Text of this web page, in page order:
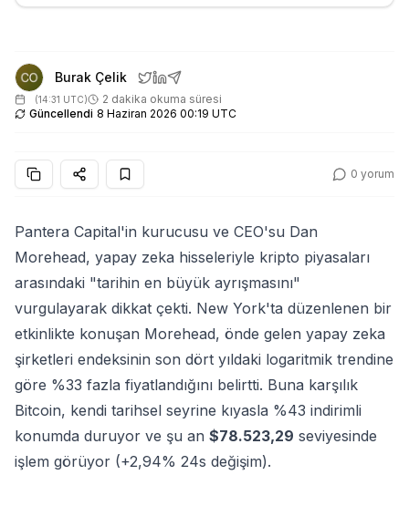
Burak Çelik
(14:31 UTC)
2 dakika okuma süresi
Güncellendi 8 Haziran 2026 00:19 UTC
0 yorum
Pantera Capital'in kurucusu ve CEO'su Dan
Morehead, yapay zeka hisseleriyle kripto piyasaları
arasındaki "tarihin en büyük ayrışmasını"
vurgulayarak dikkat çekti. New York'ta düzenlenen bir
etkinlikte konuşan Morehead, önde gelen yapay zeka
şirketleri endeksinin son dört yıldaki logaritmik trendine
göre %33 fazla fiyatlandığını belirtti. Buna karşılık
Bitcoin, kendi tarihsel seyrine kıyasla %43 indirimli
konumda duruyor ve şu an $78.523,29 seviyesinde
işlem görüyor (+2,94% 24s değişim).